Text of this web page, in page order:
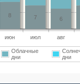
июн июл авг
6
7
8
Облачные
дни
дни